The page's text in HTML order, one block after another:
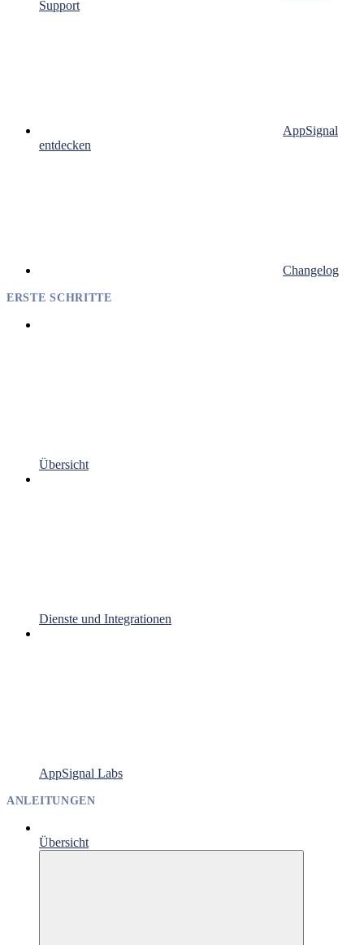
Support
AppSignal
entdecken
Changelog
ERSTE SCHRITTE
Übersicht
Dienste und Integrationen
AppSignal Labs
ANLEITUNGEN
Übersicht